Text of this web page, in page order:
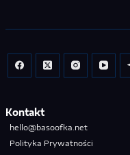
Kontakt
hello@basoofka.net
Polityka Prywatności